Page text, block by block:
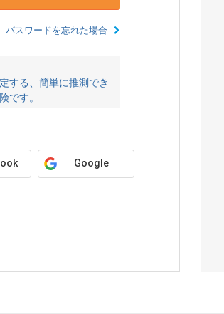
パスワードを忘れた場合
する、簡単に推測でき
です。
Google